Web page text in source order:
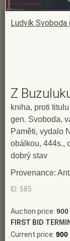
Ludvík
Z
kniha, proti
gen. Svoboda,
Paměti, vydalo
obálkou, 444s.,
dobrý stav
Provenance:
ID: 585
Auction price: 900
FIRST BID
Current price: 900